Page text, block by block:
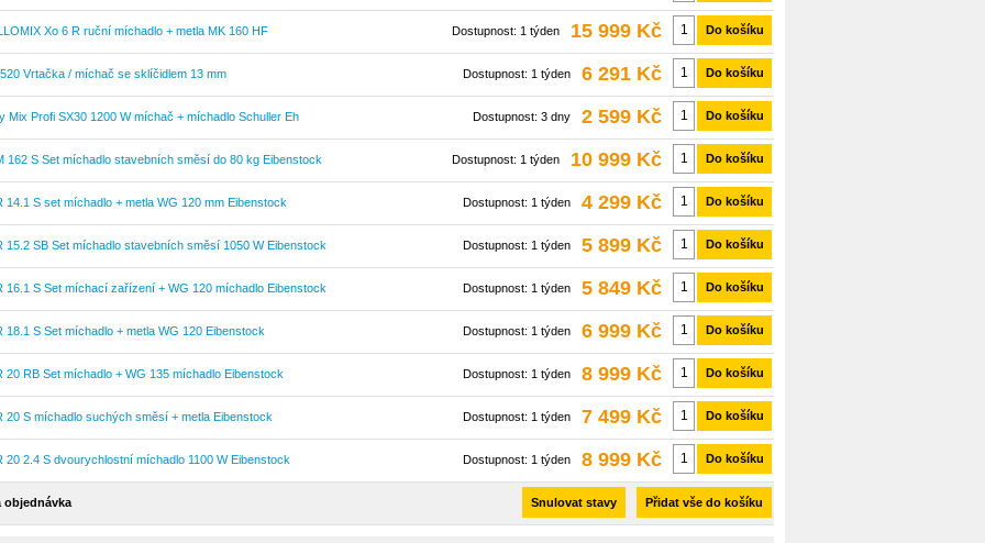
Do košíku
15 999 Kč
Dostupnost: 1 týden
Xo 6 R ruční míchadlo + metla MK 160 HF
Do košíku
6 291 Kč
Dostupnost: 1 týden
Vrtačka / míchač se sklíčidlem 13 mm
Do košíku
2 599 Kč
Dostupnost: 3 dny
Mix Profi SX30 1200 W míchač + míchadlo Schuller Eh
Do košíku
10 999 Kč
Dostupnost: 1 týden
162 S Set míchadlo stavebních směsí do 80 kg Eibenstock
Do košíku
4 299 Kč
Dostupnost: 1 týden
14.1 S set míchadlo + metla WG 120 mm Eibenstock
Do košíku
5 899 Kč
Dostupnost: 1 týden
15.2 SB Set míchadlo stavebních směsí 1050 W Eibenstock
Do košíku
5 849 Kč
Dostupnost: 1 týden
16.1 S Set míchací zařízení + WG 120 míchadlo Eibenstock
Do košíku
6 999 Kč
Dostupnost: 1 týden
18.1 S Set míchadlo + metla WG 120 Eibenstock
Do košíku
8 999 Kč
Dostupnost: 1 týden
20 RB Set míchadlo + WG 135 míchadlo Eibenstock
Do košíku
7 499 Kč
Dostupnost: 1 týden
20 S míchadlo suchých směsí + metla Eibenstock
Do košíku
8 999 Kč
Dostupnost: 1 týden
20 2.4 S dvourychlostní míchadlo 1100 W Eibenstock
objednávka